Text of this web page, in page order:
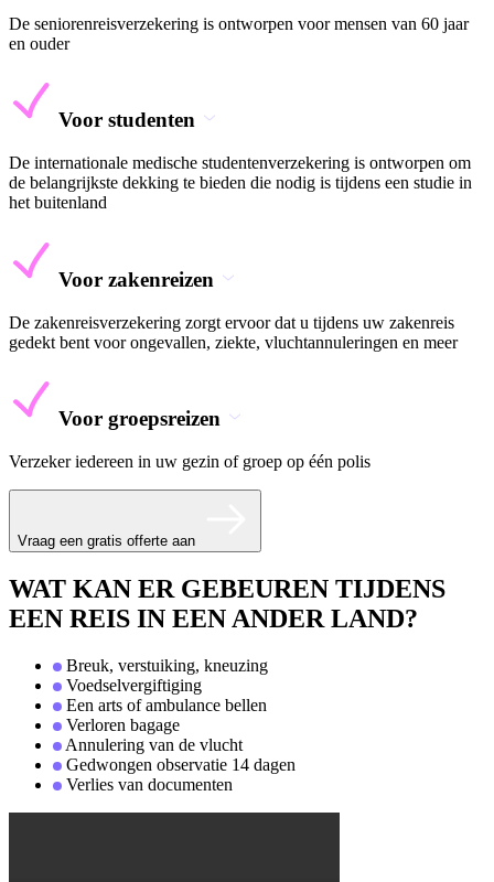
De seniorenreisverzekering is ontworpen voor mensen van 60 jaar
en ouder
Voor studenten
De internationale medische studentenverzekering is ontworpen om
de belangrijkste dekking te bieden die nodig is tijdens een studie in
het buitenland
Voor zakenreizen
De zakenreisverzekering zorgt ervoor dat u tijdens uw zakenreis
gedekt bent voor ongevallen, ziekte, vluchtannuleringen en meer
Voor groepsreizen
Verzeker iedereen in uw gezin of groep op één polis
Vraag een gratis offerte aan
WAT KAN ER GEBEUREN TIJDENS
EEN REIS IN EEN ANDER LAND?
Breuk, verstuiking, kneuzing
Voedselvergiftiging
Een arts of ambulance bellen
Verloren bagage
Annulering van de vlucht
Gedwongen observatie 14 dagen
Verlies van documenten